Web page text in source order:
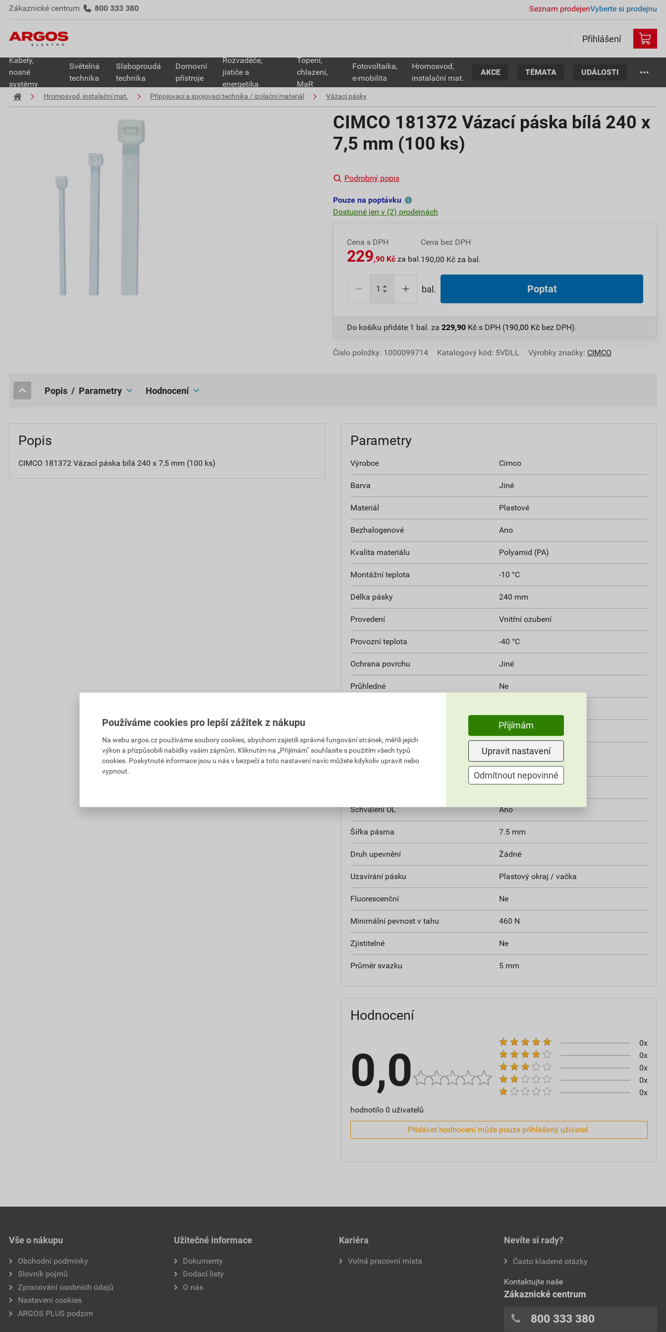
Zákaznické centrum 800 333 380 Seznam prodejenVyberte si prodejnu
Přihlášení
Kabely,
nosné
systémy
Světelná
technika
Slaboproudá
technika
Domovní
přístroje
Rozvaděče,
jističe a
energetika
Topení,
chlazení,
MaR
Fotovoltaika,
e-mobilita
Hromosvod,
instalační mat.
AKCE TÉMATA UDÁLOSTI
Hromosvod, instalační mat. Připojovací a spojovací technika / izolační materiál Vázací pásky
CIMCO 181372 Vázací páska bílá 240 x
7,5 mm (100 ks)
Podrobný popis
Pouze na poptávku
Dostupné jen v (2) prodejnách
Cena s DPH
229,90 Kč za bal.
Cena bez DPH
190,00 Kč za bal.
bal. Poptat
Do košíku přidáte 1 bal. za 229,90 Kč s DPH (190,00 Kč bez DPH).
Číslo položky: 1000099714 Katalogový kód: 5VDLL Výrobky značky: CIMCO
popis / Parametry hodnocení
Popis
CIMCO 181372 Vázací páska bílá 240 x 7,5 mm (100 ks)
Parametry
Výrobce Cimco
Barva Jiné
Materiál Plastové
Bezhalogenové Ano
Kvalita materiálu Polyamid (PA)
Montážní teplota -10 °C
Délka pásky 240 mm
Provedení Vnitřní ozubení
Provozní teplota -40 °C
Ochrana povrchu Jiné
Průhledné Ne
Žádné
Třída hořlavosti izolačního materiálu dle
UL 94
V2
UV stabilita podle normy ASTM D6779 Ne
Schválení UL Ano
Šířka pásma 7.5 mm
Druh upevnění Žádné
Uzavírání pásku Plastový okraj / vačka
Fluorescenční Ne
Minimální pevnost v tahu 460 N
Zjistitelné Ne
Průměr svazku 5 mm
Hodnocení
0,0
hodnotilo 0 uživatelů
0x
0x
0x
0x
0x
Přidávat hodnocení může pouze přihlášený uživatel.
Vše o nákupu
Obchodní podmínky
Slovník pojmů
Zpracování osobních údajů
Nastavení cookies
ARGOS PLUS podzim
Užitečné informace
Dokumenty
Dodací listy
O nás
Kariéra
Volná pracovní místa
Nevíte si rady?
Často kladené otázky
Kontaktujte naše
Zákaznické centrum
800 333 380
Používáme cookies pro lepší zážitek z nákupu
Na webu argos.cz používáme soubory cookies, abychom zajistili správné fungování stránek, měřili jejich
výkon a přizpůsobili nabídky vašim zájmům. Kliknutím na „Přijímám“ souhlasíte s použitím všech typů
cookies. Poskytnuté informace jsou u nás v bezpečí a toto nastavení navíc můžete kdykoliv upravit nebo
vypnout.
Přijímám
Upravit nastavení
Odmítnout nepovinné